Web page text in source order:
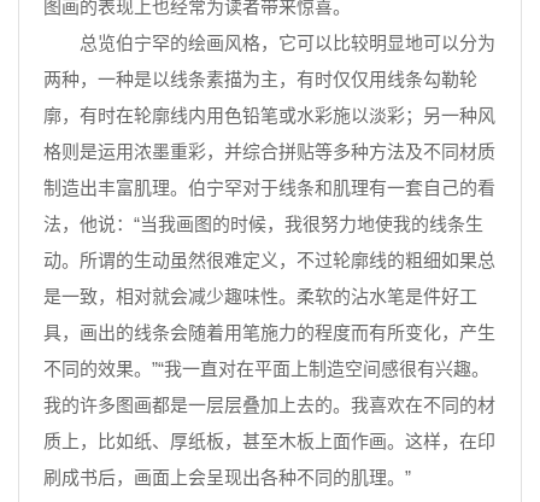
图画的表现上也经常为读者带来惊喜。
总览伯宁罕的绘画风格，它可以比较明显地可以分为
两种，一种是以线条素描为主，有时仅仅用线条勾勒轮
廓，有时在轮廓线内用色铅笔或水彩施以淡彩；另一种风
格则是运用浓墨重彩，并综合拼贴等多种方法及不同材质
制造出丰富肌理。伯宁罕对于线条和肌理有一套自己的看
法，他说：“当我画图的时候，我很努力地使我的线条生
动。所谓的生动虽然很难定义，不过轮廓线的粗细如果总
是一致，相对就会减少趣味性。柔软的沾水笔是件好工
具，画出的线条会随着用笔施力的程度而有所变化，产生
不同的效果。”“我一直对在平面上制造空间感很有兴趣。
我的许多图画都是一层层叠加上去的。我喜欢在不同的材
质上，比如纸、厚纸板，甚至木板上面作画。这样，在印
刷成书后，画面上会呈现出各种不同的肌理。”